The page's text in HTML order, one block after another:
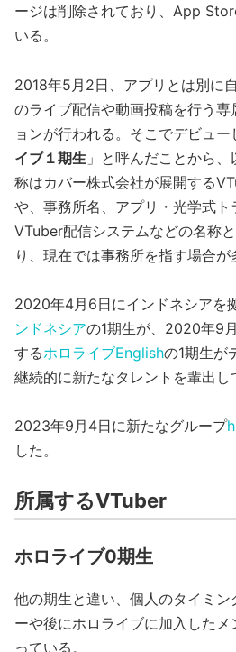
ージは削除されており、App
いる。
2018年5月2日、アプリとは別に
のライブ配信や動画投稿を行う
ョンが行われる。そこでデビュ
イブ１期生 」と呼んだことから
称はカバー株式会社が展開する
や、事務所名、アプリ・光学式ト
VTuber配信システムなどの名称
り、現在では事務所を指す場合が
2020年4月6日にインドネシアを
ンドネシアの1期生が、2020年9
するホロライブEnglishの1期生が
継続的に新たなタレントを輩出し
2023年9月4日に新たなグループ
した。
所属するVTuber
ホロライブ0期生
他の期生と違い、個人のタイミ
ーや後にホロライブに加入した
っている。